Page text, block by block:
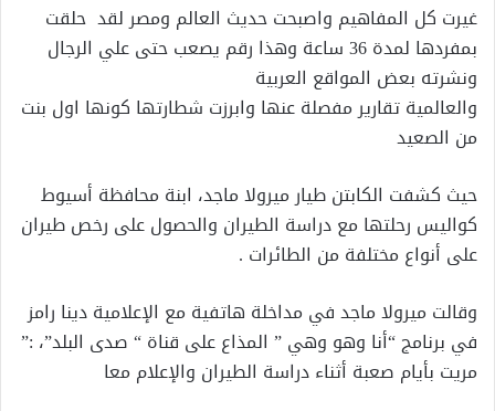
غيرت كل المفاهيم واصبحت حديث العالم ومصر لقد حلقت
بمفردها لمدة 36 ساعة وهذا رقم يصعب حتى علي الرجال
ونشرته بعض المواقع العربية
والعالمية تقارير مفصلة عنها وابرزت شطارتها كونها اول بنت
من الصعيد
حيث كشفت الكابتن طيار ميرولا ماجد، ابنة محافظة أسيوط
كواليس رحلتها مع دراسة الطيران والحصول على رخص طيران
على أنواع مختلفة من الطائرات .
وقالت ميرولا ماجد في مداخلة هاتفية مع الإعلامية دينا رامز
في برنامج “أنا وهو وهي ” المذاع على قناة “ صدى البلد”، :”
مريت بأيام صعبة أثناء دراسة الطيران والإعلام معا